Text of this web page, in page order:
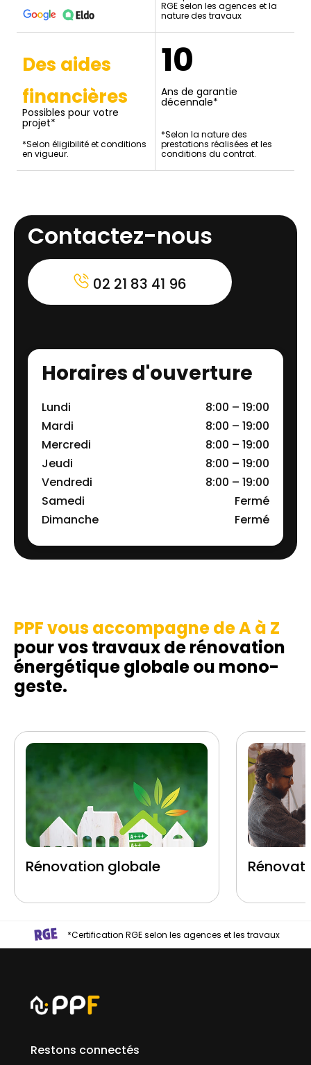
RGE selon les agences et la
nature des travaux
Des aides
financières
Possibles pour votre
projet*
*Selon éligibilité et conditions
en vigueur.
10
Ans de garantie
décennale*
*Selon la nature des
prestations réalisées et les
conditions du contrat.
Contactez-nous
02 21 83 41 96
Horaires d'ouverture
Lundi
8:00 – 19:00
Mardi
8:00 – 19:00
Mercredi
8:00 – 19:00
Jeudi
8:00 – 19:00
Vendredi
8:00 – 19:00
Samedi
Fermé
Dimanche
Fermé
PPF vous accompagne de A à Z
pour vos travaux de rénovation
énergétique globale ou mono-
geste.
Rénovation globale
*Certification RGE selon les agences et les travaux
Restons connectés